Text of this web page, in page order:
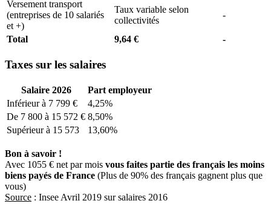
Versement transport
(entreprises de 10 salariés
et +)
Taux variable selon
collectivités
-
Total 9,64 € -
Taxes sur les salaires
Salaire 2026
Part employeur
Inférieur à 7 799 €
4,25%
De 7 800 à 15 572 € 8,50%
Supérieur à 15 573
13,60%
Bon à savoir !
Avec 1055 € net par mois vous faites partie des français les moins
biens payés de France (Plus de 90% des français gagnent plus que
vous)
Source : Insee Avril 2019 sur salaires 2016